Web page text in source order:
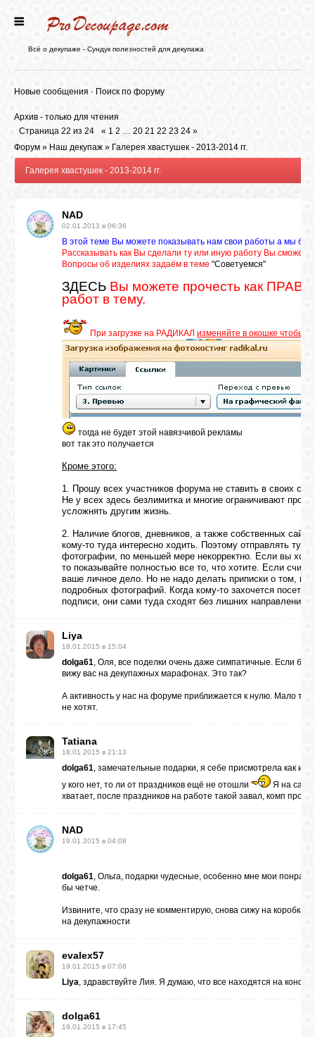
БЛОГ
ФОРУМ
СТАТЬИ
ВХОД
YOUTUBE
Всё о декупаже - Сундук полезностей для декупажа
Новые сообщения · Поиск по форуму
Архив - только для чтения
Страница 22 из 24 « 1 2 … 20 21 22 23 24 »
Форум » Наш декупаж » Галерея хвастушек - 2013-2014 гг.
Галерея хвастушек - 2013-2014 гг.
NAD
02.01.2013 в 06:36
В этой теме Вы можете показывать нам свои работы а мы
Рассказывать как Вы сделали ту или иную работу Вы
Вопросы об изделиях задаём в теме "Советуемся"
ЗДЕСЬ Вы можете прочесть как
работ в тему.
При загрузке на РАДИКАЛ изменяйте в окошке чтобы
тогда не будет этой навязчивой рекламы
вот так это получается
Кроме этого:
1. Прошу всех участников форума не ставить в своих
Не у всех здесь безлимитка и многие ограничивают
усложнять другим жизнь.
2. Наличие блогов, дневников, а также собственных
кому-то туда интересно ходить. Поэтому отправлять
фотографии, по меньшей мере некорректно. Если вы
то показывайте полностью все то, что хотите. Если
ваше личное дело. Но не надо делать приписки о том,
подробных фотографий. Когда кому-то захочется
подписи, они сами туда сходят без лишних направлений
Liya
18.01.2015 в 15:04
dolga61, Оля, все поделки очень даже симпатичные. Если
вижу вас на декупажных марафонах. Это так?
А активность у нас на форуме приближается к нулю. Мало
не хотят.
Tatiana
18.01.2015 в 21:13
dolga61, замечательные подарки, я себе присмотрела как
у кого нет, то ли от праздников ещё не отошли
Я на сайт
хватает, после праздников на работе такой завал, комп
NAD
19.01.2015 в 04:08
dolga61, Ольга, подарки чудесные, особенно мне мои
бы четче.
Извините, что сразу не комментирую, снова сижу на
на декупажности
evalex57
19.01.2015 в 07:08
Liya, здравствуйте Лия. Я думаю, что все находятся на
dolga61
19.01.2015 в 17:45